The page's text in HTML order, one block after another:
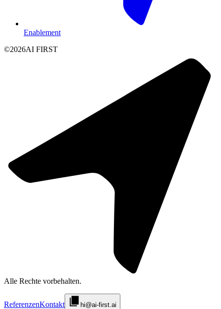
Enablement
©2026AI FIRST
Alle Rechte vorbehalten.
ReferenzenKontakt hi@ai-first.ai